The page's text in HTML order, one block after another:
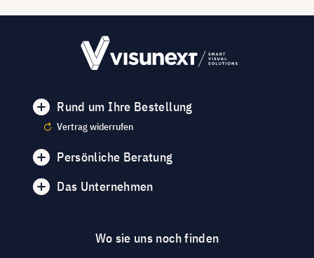
Rund um Ihre Bestellung
Vertrag widerrufen
Persönliche Beratung
Das Unternehmen
Wo sie uns noch finden